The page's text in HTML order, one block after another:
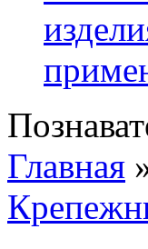
Главная